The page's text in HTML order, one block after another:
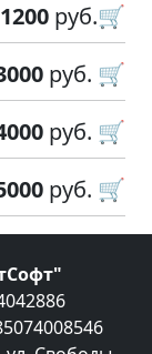
1200 руб.🛒
руб. 🛒
руб. 🛒
руб. 🛒